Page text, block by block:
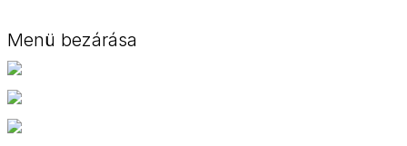
Menü bezárása